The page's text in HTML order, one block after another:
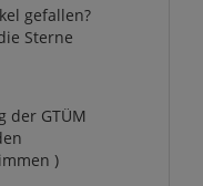
gefallen?
Sterne
der GTÜM
)